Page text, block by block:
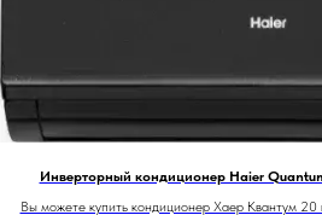
Инверторный кондиционер Haier
Вы можете купить кондиционер Хаер Квантум